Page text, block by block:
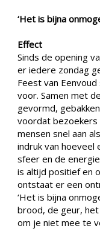
‘Het is bijna
Effect
Sinds de opening
er iedere zondag
Feest van
voor. Samen met
gevormd,
voordat bezoekers
mensen snel aan
indruk van
sfeer en de
is altijd positief en
ontstaat er een
‘Het is bijna
brood, de geur,
om je niet mee te